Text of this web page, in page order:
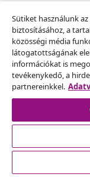
vidaXL
Fedezz fel
Sütiket használunk
biztosításához, a
közösségi média
látogatottságának
információkat is
tevékenykedő, a
partnereinkkel.